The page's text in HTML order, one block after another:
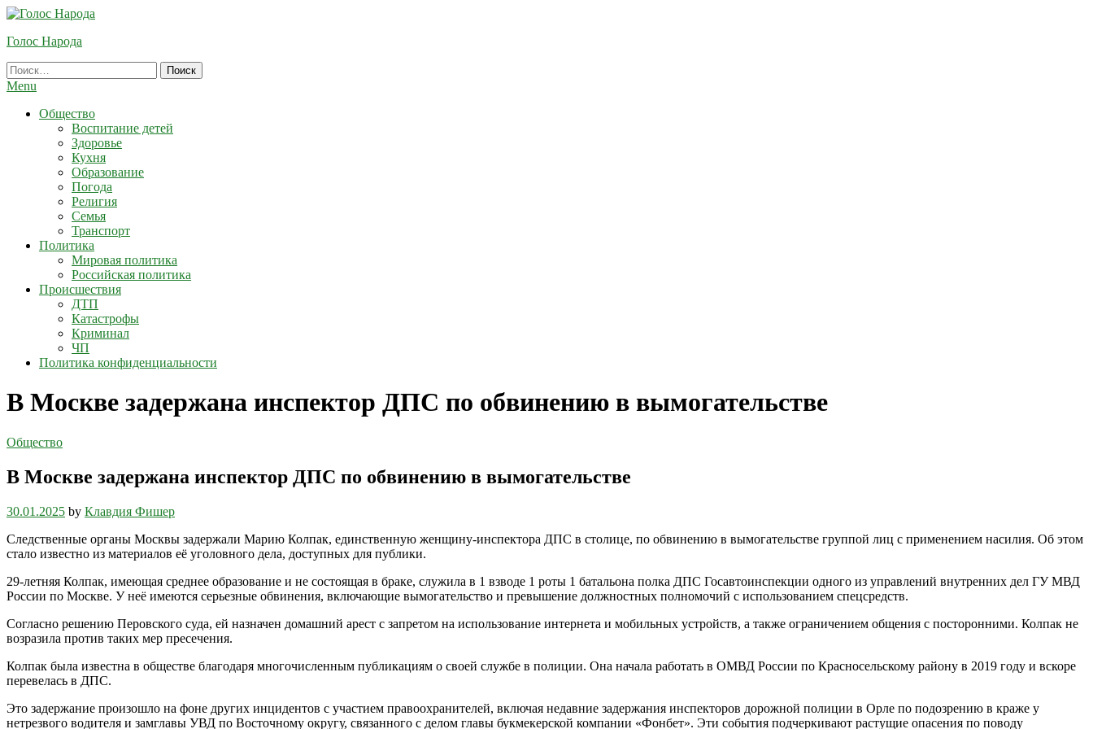
Skip
Content
Голос Народа
Найти:
Menu
Общество
Воспитание детей
Здоровье
Кухня
Образование
Погода
Религия
Семья
Транспорт
Политика
Мировая политика
Российская политика
Происшествия
ДТП
Катастрофы
Криминал
ЧП
Политика конфиденциальности
В Москве задержана инспектор ДПС по обвинению в вымогательстве
Общество
В Москве задержана инспектор ДПС по обвинению в вымогательстве
30.01.2025 by Клавдия Фишер
Следственные органы Москвы задержали Марию Колпак, единственную женщину-инспектора ДПС в столице, по обвинению в вымогательстве группой лиц с применением насилия. Об этом
стало известно из материалов её уголовного дела, доступных для публики.
29-летняя Колпак, имеющая среднее образование и не состоящая в браке, служила в 1 взводе 1 роты 1 батальона полка ДПС Госавтоинспекции одного из управлений внутренних дел ГУ МВД
России по Москве. У неё имеются серьезные обвинения, включающие вымогательство и превышение должностных полномочий с использованием спецсредств.
Согласно решению Перовского суда, ей назначен домашний арест с запретом на использование интернета и мобильных устройств, а также ограничением общения с посторонними. Колпак не
возразила против таких мер пресечения.
Колпак была известна в обществе благодаря многочисленным публикациям о своей службе в полиции. Она начала работать в ОМВД России по Красносельскому району в 2019 году и вскоре
перевелась в ДПС.
Это задержание произошло на фоне других инцидентов с участием правоохранителей, включая недавние задержания инспекторов дорожной полиции в Орле по подозрению в краже у
нетрезвого водителя и замглавы УВД по Восточному округу, связанного с делом главы букмекерской компании «Фонбет». Эти события подчеркивают растущие опасения по поводу